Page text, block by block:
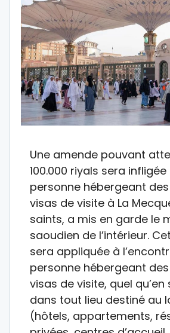
Une amende pouvant
100.000 riyals sera
personne hébergeant
visas de visite à La
saints, a mis en garde le
saoudien de l’intérieur.
sera appliquée à
personne hébergeant
visas de visite, quel qu’en
dans tout lieu destiné au
(hôtels, appartements,